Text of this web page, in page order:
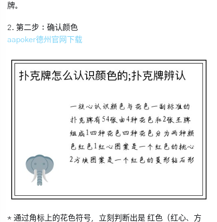
牌。
2. 第二步：确认颜色
aapoker德州官网下载
* 通过角标上的花色符号，立刻判断出是 红色（红心、方